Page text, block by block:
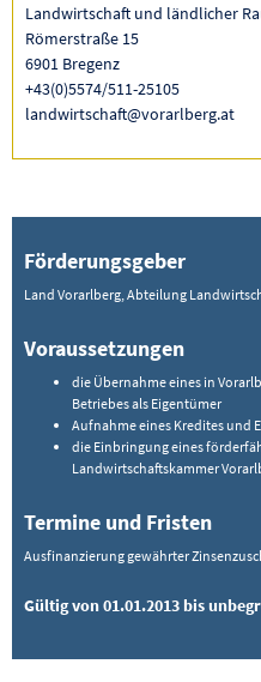
Landwirtschaft und ländlicher
Römerstraße 15
6901 Bregenz
+43(0)5574/511-25105
landwirtschaft@vorarlberg.at
Förderungsgeber
Land Vorarlberg, Abteilung
Voraussetzungen
die Übernahme eines in
Betriebes als Eigentümer
Aufnahme eines Kredites und
die Einbringung eines
Landwirtschaftskammer
Termine und Fristen
Ausfinanzierung gewährter
Gültig von 01.01.2013 bis